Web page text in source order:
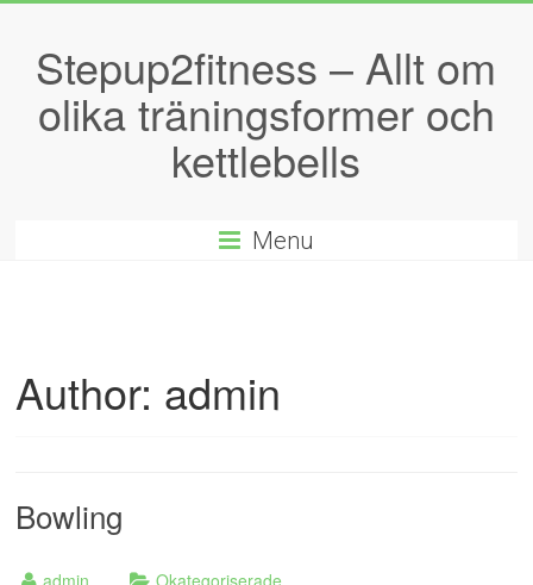
Stepup2fitness – Allt om
olika träningsformer och
kettlebells
Menu
Author: admin
Bowling
admin Okategoriserade